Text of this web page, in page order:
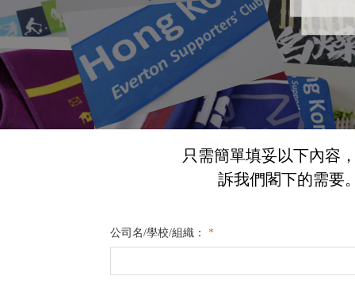
公司名/學校/組織： *
只需簡單填妥以下內容
訴我們閣下的需要